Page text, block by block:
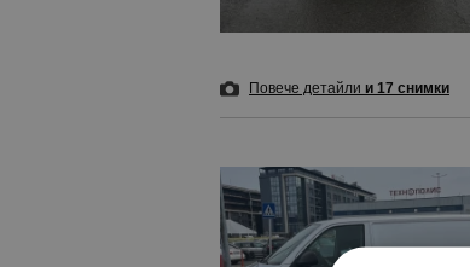
Повече детайли и 17 снимки